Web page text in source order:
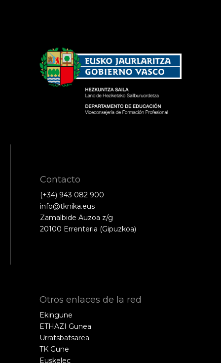
Contacto
(+34) 943 082 900
info@tknika.eus
Zamalbide Auzoa z/g
20100 Errenteria (Gipuzkoa)
Otros enlaces de la red
Ekingune
ETHAZI Gunea
Urratsbatsarea
TK Gune
Euskelec